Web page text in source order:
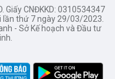
Giấy CNĐKKD: 0310534347
thứ 7 ngày 29/03/2023.
- Sở Kế hoạch và Đầu tư